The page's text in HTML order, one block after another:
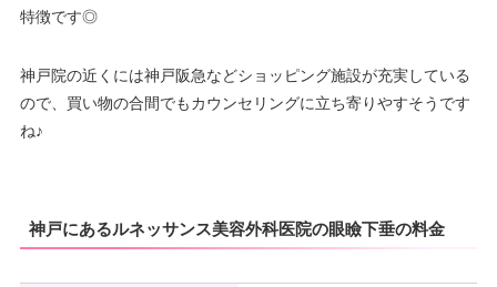
特徴です◎
神戸院の近くには神戸阪急などショッピング施設が充実している
ので、買い物の合間でもカウンセリングに立ち寄りやすそうです
ね♪
神戸にあるルネッサンス美容外科医院の眼瞼下垂の料金